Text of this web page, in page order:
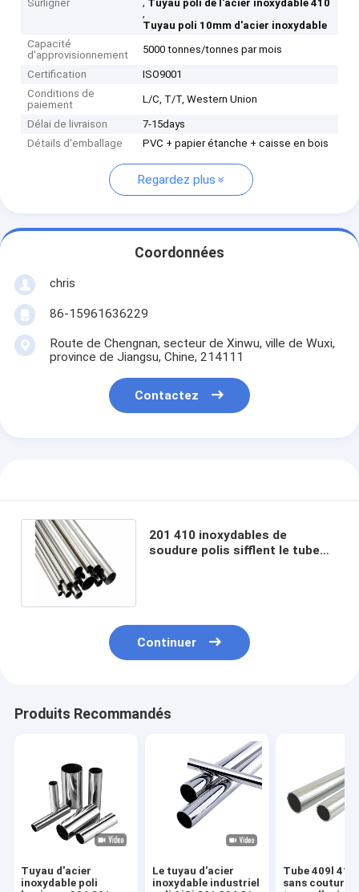
Surligner
Tuyau poli de l'acier inoxydable 410
,
Tuyau poli 10mm d'acier inoxydable
Capacité
d'approvisionnement
5000 tonnes/tonnes par mois
Certification
ISO9001
Conditions de
paiement
L/C, T/T, Western Union
Délai de livraison
7-15days
Détails d'emballage
PVC + papier étanche + caisse en bois
Regardez plus
Coordonnées
chris
86-15961636229
Route de Chengnan, secteur de Xinwu, ville de Wuxi,
province de Jiangsu, Chine, 214111
Contactez
201 410 inoxydables de
soudure polis sifflent le tube
Continuer
Produits Recommandés
Tuyau d'acier
inoxydable poli
Le tuyau d'acier
inoxydable industriel
Tube 409l 410
sans couture